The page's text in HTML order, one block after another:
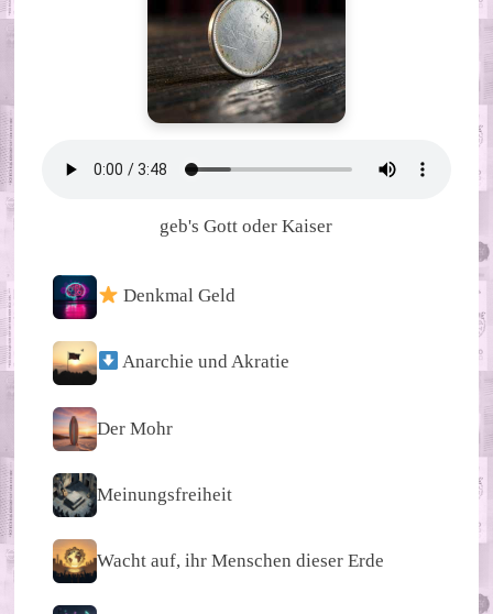
geb's Gott oder Kaiser
Denkmal Geld
Anarchie und Akratie
Der Mohr
Meinungsfreiheit
Wacht auf, ihr Menschen dieser Erde